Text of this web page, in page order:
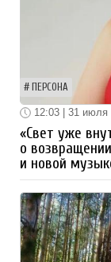
ПЕРСОНА
12:03 | 31 июля
«Свет уже
о
и новой